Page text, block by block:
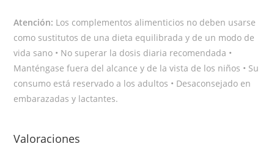
Atención: Los complementos alimenticios no deben usarse
como sustitutos de una dieta equilibrada y de un modo de
vida sano • No superar la dosis diaria recomendada •
Manténgase fuera del alcance y de la vista de los niños • Su
consumo está reservado a los adultos • Desaconsejado en
embarazadas y lactantes.
Valoraciones